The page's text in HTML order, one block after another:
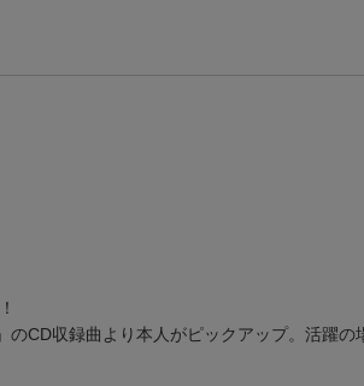
CD収録曲より本人がピックアップ。活躍の